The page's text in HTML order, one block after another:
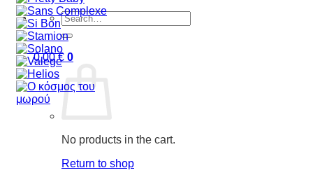
Search
for:
0.00€ 0
No products in the cart.
Return to shop